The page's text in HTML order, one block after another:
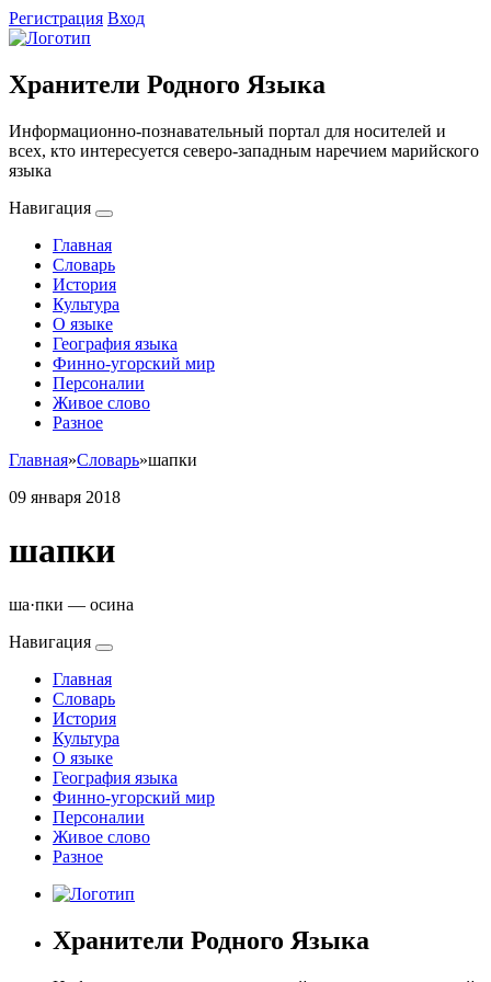
Регистрация Вход
Хранители Родного Языка
Информационно-познавательный портал для носителей и
всех, кто интересуется северо-западным наречием марийского
языка
Навигация
Главная
Словарь
История
Культура
О языке
География языка
Финно-угорский мир
Персоналии
Живое слово
Разное
Главная»Словарь»шапки
09 января 2018
шапки
ша·пки — осина
Навигация
Главная
Словарь
История
Культура
О языке
География языка
Финно-угорский мир
Персоналии
Живое слово
Разное
Хранители Родного Языка